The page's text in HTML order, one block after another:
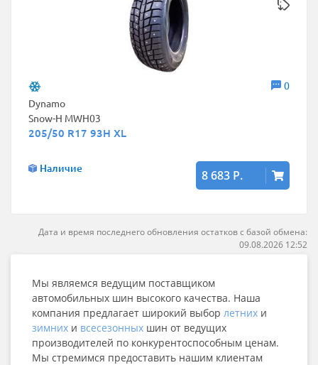
0
Dynamo
Snow-H MWH03
205/50 R17 93H XL
Наличие 8 683 Р.
Дата и время последнего обновления остатков с базой обмена:
09.08.2026 12:52
Мы являемся ведущим поставщиком
автомобильных шин высокого качества. Наша
компания предлагает широкий выбор летних и
зимних и всесезонных шин от ведущих
производителей по конкурентоспособным ценам.
Мы стремимся предоставить нашим клиентам